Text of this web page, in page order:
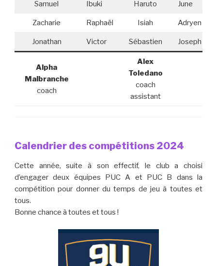
Samuel Ibuki Haruto June
Zacharie Raphaël Isiah Adryen
Jonathan Victor Sébastien Joseph
Alpha
Malbranche
coach
Alex
Toledano
coach
assistant
Calendrier des compétitions 2024
Cette année, suite à son effectif, le club a choisi
d’engager deux équipes PUC A et PUC B dans la
compétition pour donner du temps de jeu à toutes et
tous.
Bonne chance à toutes et tous !